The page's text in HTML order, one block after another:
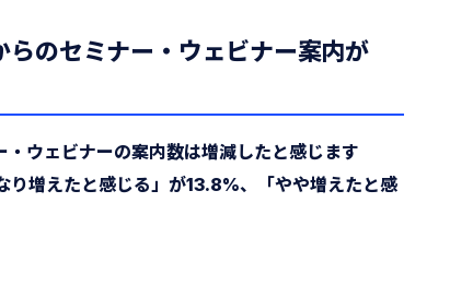
のセミナー・ウェビナー案内が
・ウェビナーの案内数は増減したと感じます
り増えたと感じる」が13.8%、「やや増えたと感